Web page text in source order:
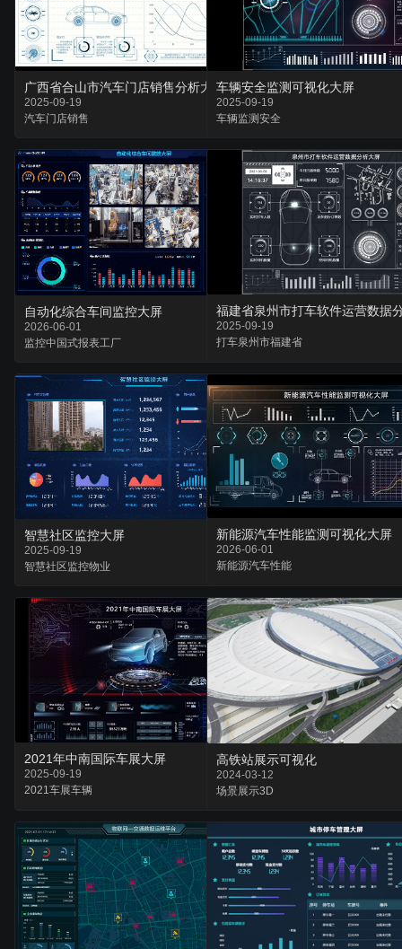
广西省合山市汽车门店销售分析大屏
2025-09-19
汽车门店销售
车辆安全监测可视化大屏
2025-09-19
车辆监测安全
自动化综合车间监控大屏
2026-06-01
监控中国式报表工厂
福建省泉州市打车软件运营数据
2025-09-19
打车泉州市福建省
智慧社区监控大屏
2025-09-19
智慧社区监控物业
新能源汽车性能监测可视化大屏
2026-06-01
新能源汽车性能
2021年中南国际车展大屏
2025-09-19
2021 车展车辆
高铁站展示可视化
2024-03-12
场景展示3D